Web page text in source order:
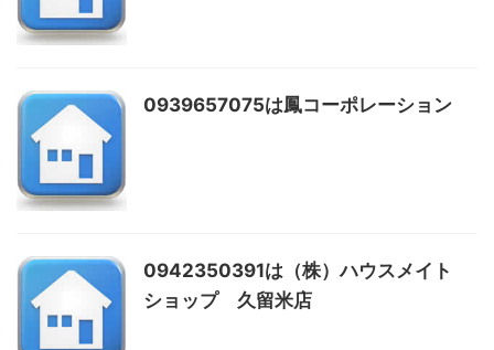
0939657075は鳳コーポレーション
0942350391は（株）ハウスメイト
ショップ 久留米店